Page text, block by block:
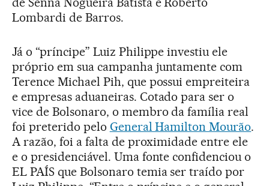
Lombardi de Barros.
Já o “príncipe” Luiz Philippe investiu ele
próprio em sua campanha juntamente com
Terence Michael Pih, que possui empreiteira
e empresas aduaneiras. Cotado para ser o
vice de Bolsonaro, o membro da família real
foi preterido pelo General Hamilton Mourão.
A razão, foi a falta de proximidade entre ele
e o presidenciável. Uma fonte confidenciou o
EL PAÍS que Bolsonaro temia ser traído por